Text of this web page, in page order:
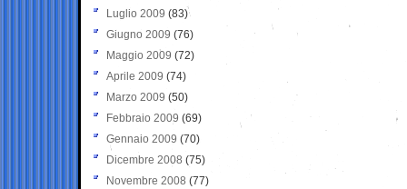
Luglio 2009 (83)
Giugno 2009 (76)
Maggio 2009 (72)
Aprile 2009 (74)
Marzo 2009 (50)
Febbraio 2009 (69)
Gennaio 2009 (70)
Dicembre 2008 (75)
Novembre 2008 (77)